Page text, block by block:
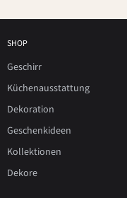
SHOP
Geschirr
Küchenausstattung
Dekoration
Geschenkideen
Kollektionen
Dekore